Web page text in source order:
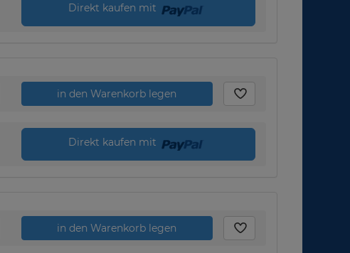
Direkt kaufen mit
in den Warenkorb legen
Direkt kaufen mit
in den Warenkorb legen